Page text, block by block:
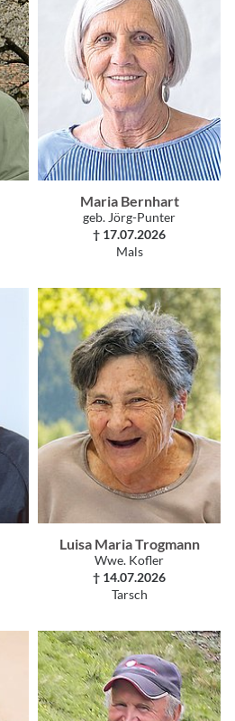
Maria Bernhart
geb. Jörg-Punter
† 17.07.2026
Mals
Luisa Maria Trogmann
Wwe. Kofler
† 14.07.2026
Tarsch